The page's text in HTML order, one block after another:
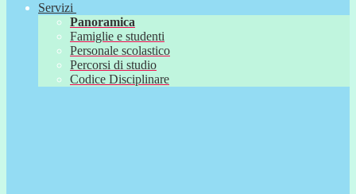
Servizi
Panoramica
Famiglie e studenti
Personale scolastico
Percorsi di studio
Codice Disciplinare